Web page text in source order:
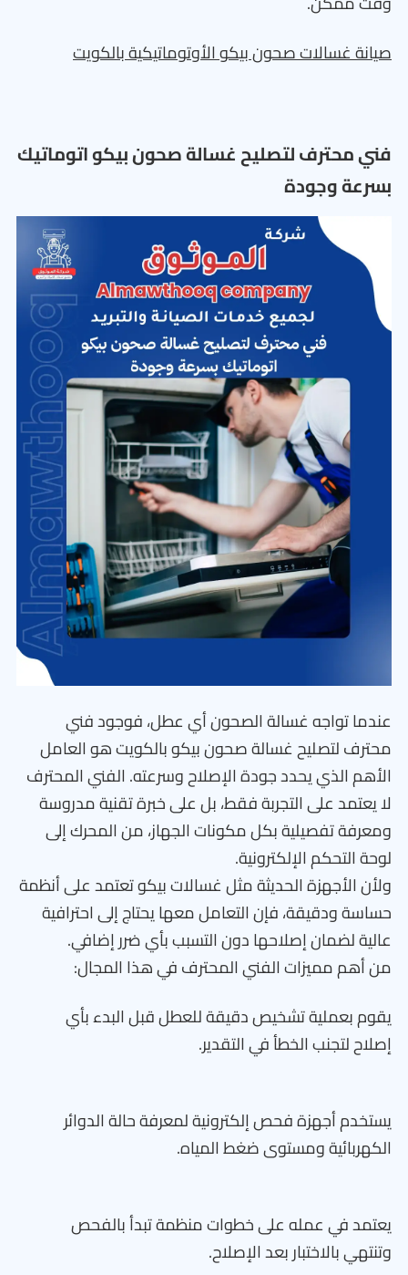
صيانة غسالات صحون بيكو الأوتوماتيكية بالكويت
فني محترف لتصليح غسالة صحون بيكو اتوماتيك
بسرعة وجودة
عندما تواجه غسالة الصحون أي عطل، فوجود فني
محترف لتصليح غسالة صحون بيكو بالكويت هو العامل
الأهم الذي يحدد جودة الإصلاح وسرعته. الفني المحترف
لا يعتمد على التجربة فقط، بل على خبرة تقنية مدروسة
ومعرفة تفصيلية بكل مكونات الجهاز، من المحرك إلى
لوحة التحكم الإلكترونية.
ولأن الأجهزة الحديثة مثل غسالات بيكو تعتمد على أنظمة
حساسة ودقيقة، فإن التعامل معها يحتاج إلى احترافية
عالية لضمان إصلاحها دون التسبب بأي ضرر إضافي.
من أهم مميزات الفني المحترف في هذا المجال:
يقوم بعملية تشخيص دقيقة للعطل قبل البدء بأي
إصلاح لتجنب الخطأ في التقدير.
يستخدم أجهزة فحص إلكترونية لمعرفة حالة الدوائر
الكهربائية ومستوى ضغط المياه.
يعتمد في عمله على خطوات منظمة تبدأ بالفحص
وتنتهي بالاختبار بعد الإصلاح.